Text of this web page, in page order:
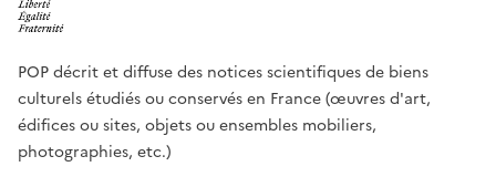
POP décrit et diffuse des notices scientifiques de biens
culturels étudiés ou conservés en France (œuvres d'art,
édifices ou sites, objets ou ensembles mobiliers,
photographies, etc.)